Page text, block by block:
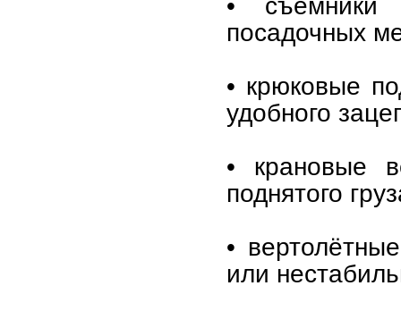
посадочных
• крюковые
удобного
• крановые
поднятого
•
или